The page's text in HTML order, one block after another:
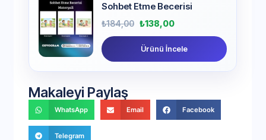
Sohbet Etme Becerisi
₺184,00 ₺138,00
Ürünü İncele
Makaleyi Paylaş
WhatsApp Email Facebook
Telegram